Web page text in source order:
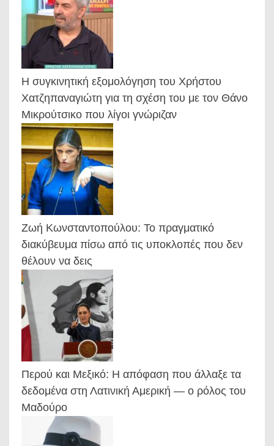
Η συγκινητική εξομολόγηση του Χρήστου
Χατζηπαναγιώτη για τη σχέση του με τον Θάνο
Μικρούτσικο που λίγοι γνώριζαν
Ζωή Κωνσταντοπούλου: Το πραγματικό
διακύβευμα πίσω από τις υποκλοπές που δεν
θέλουν να δεις
Περού και Μεξικό: Η απόφαση που άλλαξε τα
δεδομένα στη Λατινική Αμερική — ο ρόλος του
Μαδούρο